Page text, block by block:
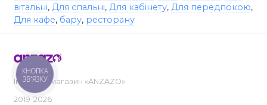
вітальні, Для спальні, Для кабінету, Для передпокою,
Для кафе, бару, ресторану
Інтернет-магазин «ANZAZO»
2019-2026
КНОПКА
ЗВ'ЯЗКУ